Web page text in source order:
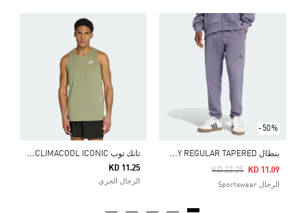
-50%
ب
نطال ALL SZN FRENCH TERRY REGULAR TAPERED
Price Reduced From
KD 22.25
To KD 11.09
الرجال Sportswear
ت
انك توب ADI365 RUNNING CLIMACOOL ICONIC
KD 11.25
الرجال الجري
Price Reduced From